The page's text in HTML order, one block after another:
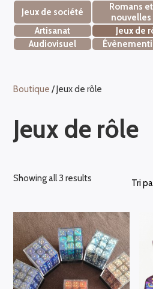
Jeux de société
Romans et
nouvelles
Artisanat
Jeux de
Audiovisuel
Boutique / Jeux de rôle
Jeux de rôle
Showing all 3 results